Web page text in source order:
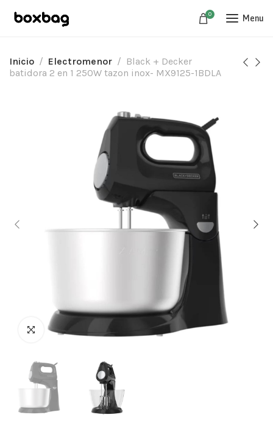
0 Menu
Inicio Electromenor
Black + Decker
batidora 2 en 1 250W tazon inox- MX9125-1BDLA